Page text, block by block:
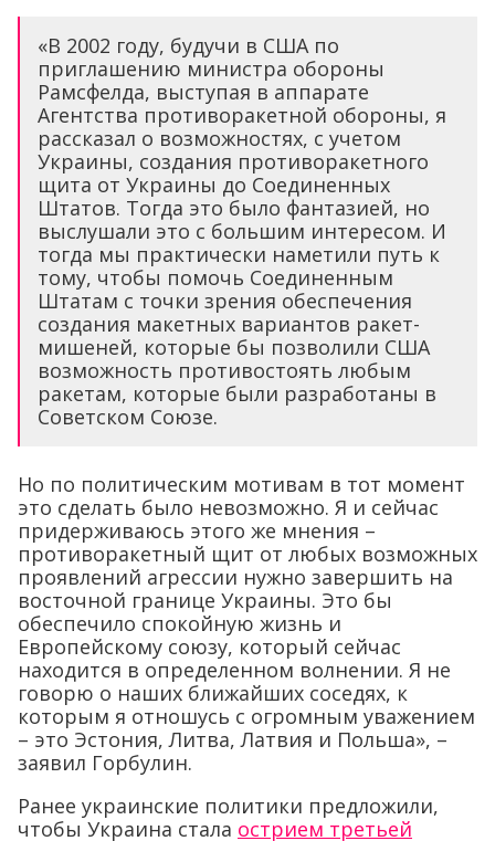
«В 2002 году, будучи в США по
приглашению министра обороны
Рамсфелда, выступая в аппарате
Агентства противоракетной обороны, я
рассказал о возможностях, с учетом
Украины, создания противоракетного
щита от Украины до Соединенных
Штатов. Тогда это было фантазией, но
выслушали это с большим интересом. И
тогда мы практически наметили путь к
тому, чтобы помочь Соединенным
Штатам с точки зрения обеспечения
создания макетных вариантов ракет-
мишеней, которые бы позволили США
возможность противостоять любым
ракетам, которые были разработаны в
Советском Союзе.
Но по политическим мотивам в тот момент
это сделать было невозможно. Я и сейчас
придерживаюсь этого же мнения –
противоракетный щит от любых возможных
проявлений агрессии нужно завершить на
восточной границе Украины. Это бы
обеспечило спокойную жизнь и
Европейскому союзу, который сейчас
находится в определенном волнении. Я не
говорю о наших ближайших соседях, к
которым я отношусь с огромным уважением
– это Эстония, Литва, Латвия и Польша», –
заявил Горбулин.
Ранее украинские политики предложили,
чтобы Украина стала острием третьей